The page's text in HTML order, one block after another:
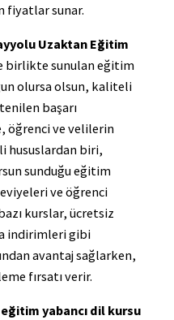
fiyatlar sunar.
Uzaktan Eğitim
birlikte sunulan eğitim
olursa olsun, kaliteli
başarı
öğrenci ve velilerin
hususlardan biri,
sunduğu eğitim
ve öğrenci
kurslar, ücretsiz
indirimleri gibi
avantaj sağlarken,
fırsatı verir.
yabancı dil kursu